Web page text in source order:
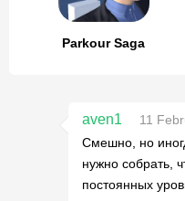
Parkour Saga
aven1
11
Смешно, но
нужно собрать,
постоянных